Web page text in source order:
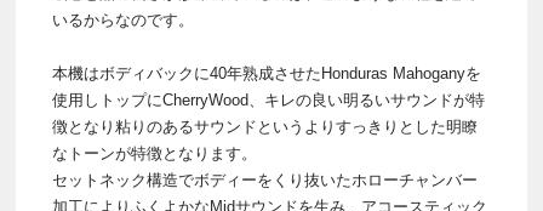
いるからなのです。
本機はボディバックに40年熟成させたHonduras Mahoganyを
使用しトップにCherryWood、キレの良い明るいサウンドが特
徴となり粘りのあるサウンドというよりすっきりとした明瞭
なトーンが特徴となります。
セットネック構造でボディーをくり抜いたホローチャンバー
加工によりふくよかなMidサウンドを生み、アコースティック